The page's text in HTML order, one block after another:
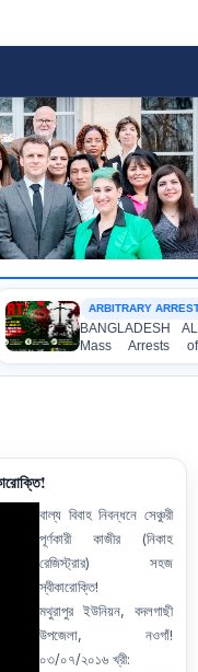
ARBITRARY ARREST
BANGLADESH
Mass Arrests of
Awami League
Children, under the
বাল্য বিবাহ নিবন্ধনে সেঞ্চুরী
পূর্ণকারী কাজীর (নিকাহ
রেজিস্ট্রার) সহজ
স্বীকারোক্তি!
মথুরাপুর ইউনিয়ন, বদলগাছী
উপজেলা, নওগাঁ!
০৩/০৭/২০১৬ খ্রী: